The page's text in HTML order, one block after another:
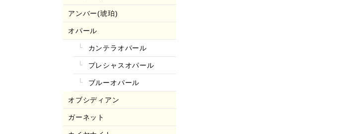
アンバー(琥珀)
オパール
カンテラオパール
プレシャスオパール
ブルーオパール
オブシディアン
ガーネット